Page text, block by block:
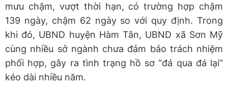
mưu chậm, vượt thời hạn, có trường hợp chậm
139 ngày, chậm 62 ngày so với quy định. Trong
khi đó, UBND huyện Hàm Tân, UBND xã Sơn Mỹ
cùng nhiều sở ngành chưa đảm bảo trách nhiệm
phối hợp, gây ra tình trạng hồ sơ “đá qua đá lại”
kéo dài nhiều năm.